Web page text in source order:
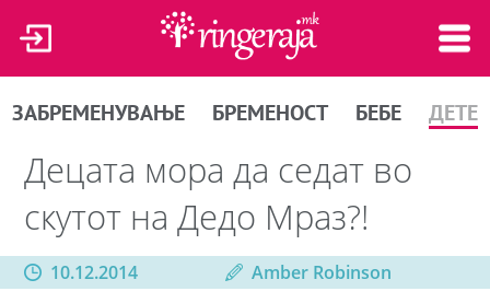
ЗАБРЕМЕНУВАЊЕ БРЕМЕНОСТ БЕБЕ ДЕТЕ
Децата мора да седат во
скутот на Дедо Мраз?!
10.12.2014 Amber Robinson